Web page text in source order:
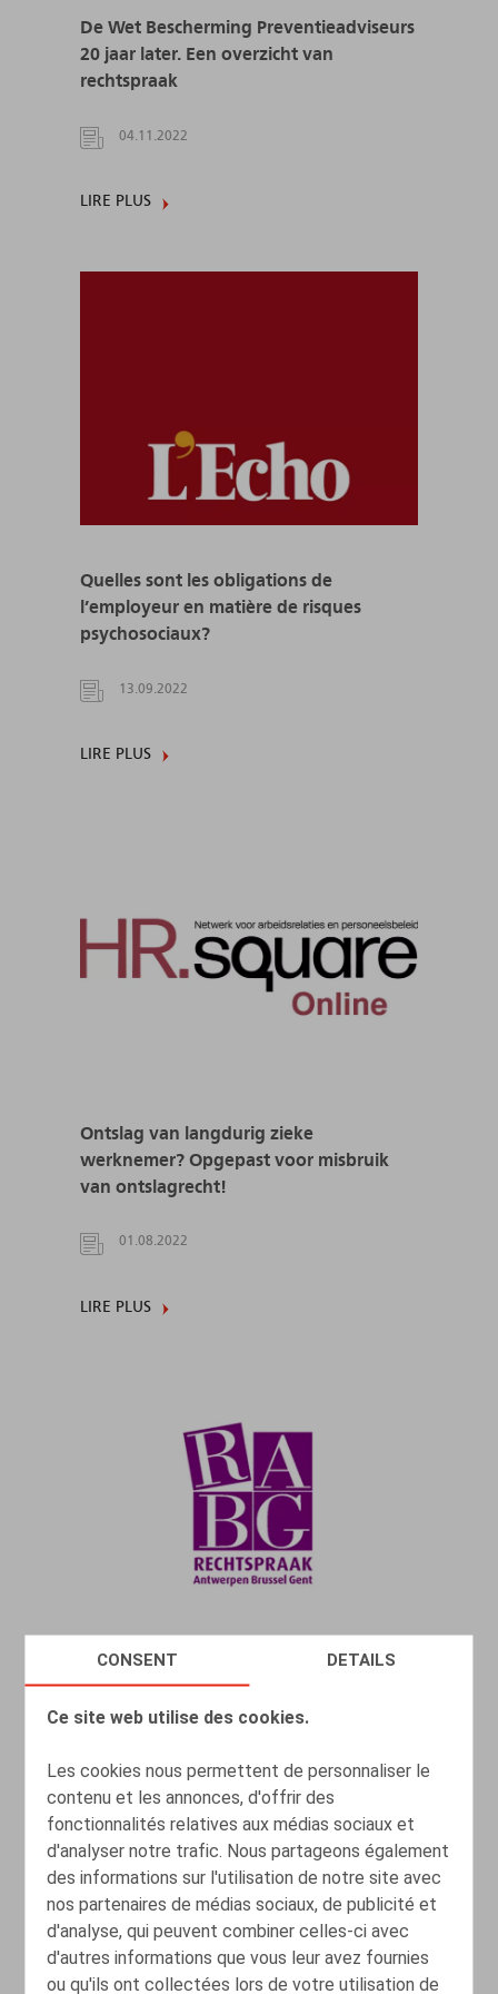
CONSENT DETAILS
Ce site web utilise des cookies.
Les cookies nous permettent de personnaliser le
contenu et les annonces, d'offrir des
fonctionnalités relatives aux médias sociaux et
d'analyser notre trafic. Nous partageons également
des informations sur l'utilisation de notre site avec
nos partenaires de médias sociaux, de publicité et
d'analyse, qui peuvent combiner celles-ci avec
d'autres informations que vous leur avez fournies
ou qu'ils ont collectées lors de votre utilisation de
De Wet Bescherming Preventieadviseurs
20 jaar later. Een overzicht van
rechtspraak
04.11.2022
LIRE PLUS
Quelles sont les obligations de
l’employeur en matière de risques
psychosociaux?
13.09.2022
LIRE PLUS
Ontslag van langdurig zieke
werknemer? Opgepast voor misbruik
van ontslagrecht!
01.08.2022
LIRE PLUS
Schending van het beroepsgeheim is
geen vrijgeleide tot ontslag om
18.05.2022
LIRE PLUS
Pinanti is pinanti. Maar wanneer is
pesten pesten?